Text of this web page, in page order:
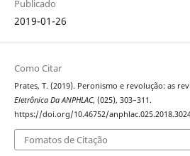
Publicado
2019-01-26
Como Citar
Prates, T. (2019). Peronismo e revolução: as
Eletrônica Da ANPHLAC, (025), 303–311.
https://doi.org/10.46752/
Fomatos de Citação